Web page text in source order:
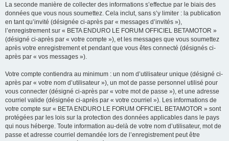
La seconde manière de collecter des informations s’effectue par le biais des
données que vous nous soumettez. Cela inclut, sans s’y limiter : la publication
en tant qu’invité (désignée ci-après par « messages d’invités »),
l’enregistrement sur « BETA ENDURO LE FORUM OFFICIEL BETAMOTOR »
(désigné ci-après par « votre compte »), et les messages que vous soumettez
après votre enregistrement et pendant que vous êtes connecté (désignés ci-
après par « vos messages »).
Votre compte contiendra au minimum : un nom d’utilisateur unique (désigné ci-
après par « votre nom d’utilisateur »), un mot de passe personnel utilisé pour
vous connecter (désigné ci-après par « votre mot de passe »), et une adresse
courriel valide (désignée ci-après par « votre courriel »). Les informations de
votre compte sur « BETA ENDURO LE FORUM OFFICIEL BETAMOTOR » sont
protégées par les lois sur la protection des données applicables dans le pays
qui nous héberge. Toute information au-delà de votre nom d’utilisateur, mot de
passe et adresse courriel demandée lors de l’enregistrement peut être